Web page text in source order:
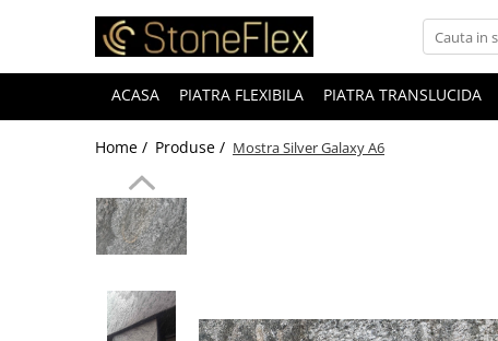
ACASA PIATRA FLEXIBILA PIATRA TRANSLUCIDA
Home / Produse / Mostra Silver Galaxy A6